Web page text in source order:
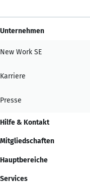
Unternehmen
New Work SE
Karriere
Presse
Hilfe & Kontakt
Mitgliedschaften
Hauptbereiche
Services